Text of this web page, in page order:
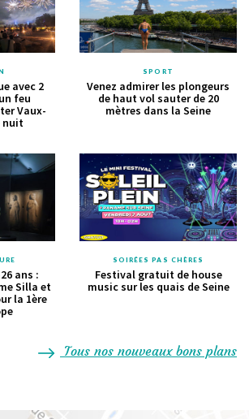
avec 2
feu
Vaux-
nuit
SPORT
Venez admirer les plongeurs
de haut vol sauter de 20
mètres dans la Seine
ans :
Silla et
la 1ère
SOIRÉES PAS CHÈRES
Festival gratuit de house
music sur les quais de Seine
Tous nos nouveaux bons plans